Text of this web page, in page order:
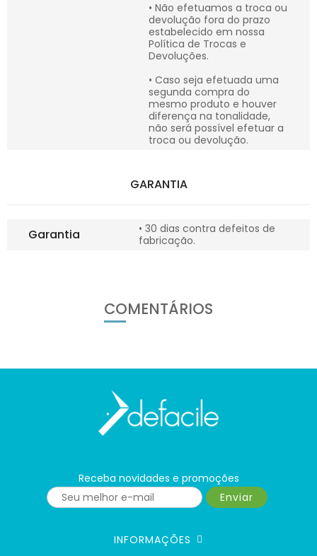
• Não efetuamos a troca ou
devolução fora do prazo
estabelecido em nossa
Política de Trocas e
Devoluções.
• Caso seja efetuada uma
segunda compra do
mesmo produto e houver
diferença na tonalidade,
não será possível efetuar a
troca ou devolução.
GARANTIA
Garantia
• 30 dias contra defeitos de
fabricação.
COMENTÁRIOS
Receba novidades e promoções
Enviar
INFORMAÇÕES